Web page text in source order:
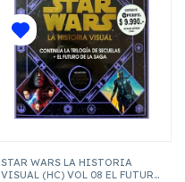
STAR WARS LA HISTORIA
VISUAL (HC) VOL 08 EL FUTURO